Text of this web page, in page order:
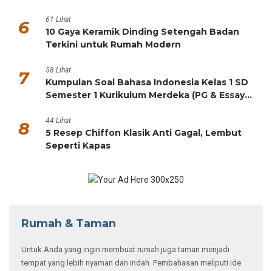
6 61 Lihat
10 Gaya Keramik Dinding Setengah Badan
Terkini untuk Rumah Modern
7 58 Lihat
Kumpulan Soal Bahasa Indonesia Kelas 1 SD
Semester 1 Kurikulum Merdeka (PG & Essay
8 44 Lihat
5 Resep Chiffon Klasik Anti Gagal, Lembut
Seperti Kapas
Rumah & Taman
Untuk Anda yang ingin membuat rumah juga taman menjadi
tempat yang lebih nyaman dan indah. Pembahasan meliputi ide